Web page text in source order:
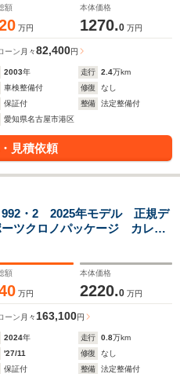
額
万円
本体価格
1270.0 万円
ーン 月々82,400円
2003年 走行 2.4万km
車検整備付 修復
なし
保証付 整備
法定整備付
愛知県名古屋市港区
見積依頼
・2 2025年モデル 正規デ
ツクロノパッケージ カレラ
ル スポーツエキゾーストシ
キー有り
額
万円
本体価格
2220.0 万円
ーン 月々 163,100円
2024年 走行 0.8万km
'27/11 修復
なし
保証付 整備
法定整備付